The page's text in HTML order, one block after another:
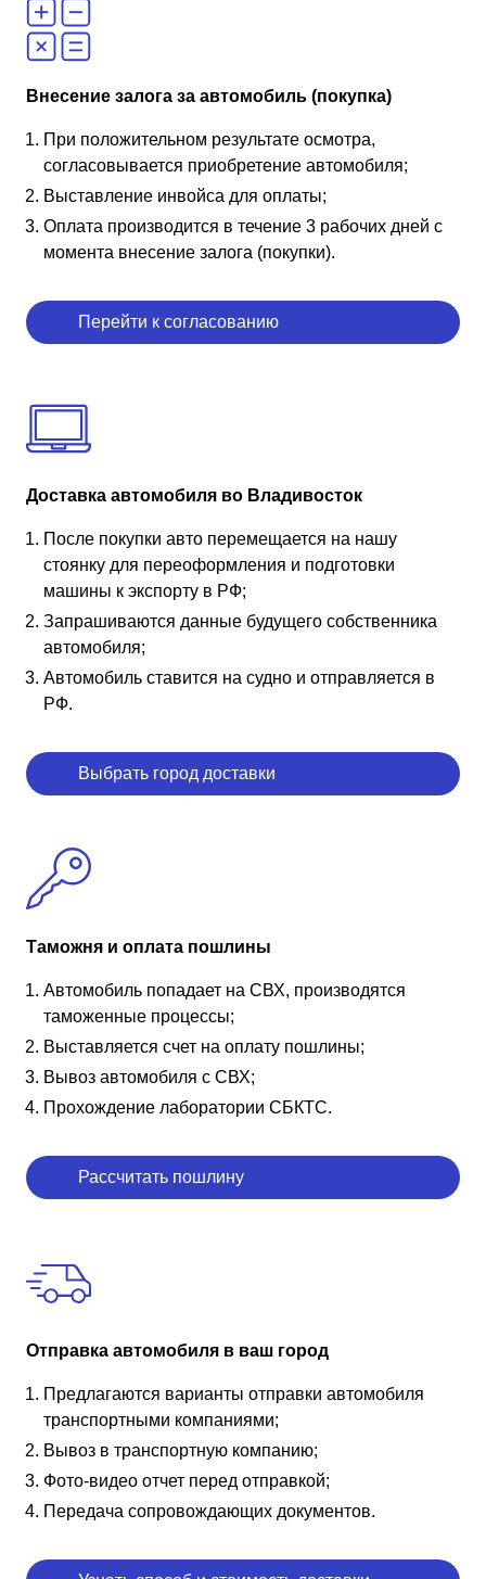
Внесение залога за автомобиль (покупка)
При положительном результате осмотра,
согласовывается приобретение автомобиля;
Выставление инвойса для оплаты;
Оплата производится в течение 3 рабочих дней с
момента внесение залога (покупки).
Перейти к согласованию
Доставка автомобиля во Владивосток
После покупки авто перемещается на нашу
стоянку для переоформления и подготовки
машины к экспорту в РФ;
Запрашиваются данные будущего собственника
автомобиля;
Автомобиль ставится на судно и отправляется в
РФ.
Выбрать город доставки
Таможня и оплата пошлины
Автомобиль попадает на СВХ, производятся
таможенные процессы;
Выставляется счет на оплату пошлины;
Вывоз автомобиля с СВХ;
Прохождение лаборатории СБКТС.
Рассчитать пошлину
Отправка автомобиля в ваш город
Предлагаются варианты отправки автомобиля
транспортными компаниями;
Вывоз в транспортную компанию;
Фото-видео отчет перед отправкой;
Передача сопровождающих документов.